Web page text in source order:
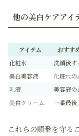
他の美白ケアアイ
アイテム おすす
化粧水
洗顔後す
美白美容液
化粧水の
乳液
美容液の
美白クリーム
一番最後
これらの順番を守る